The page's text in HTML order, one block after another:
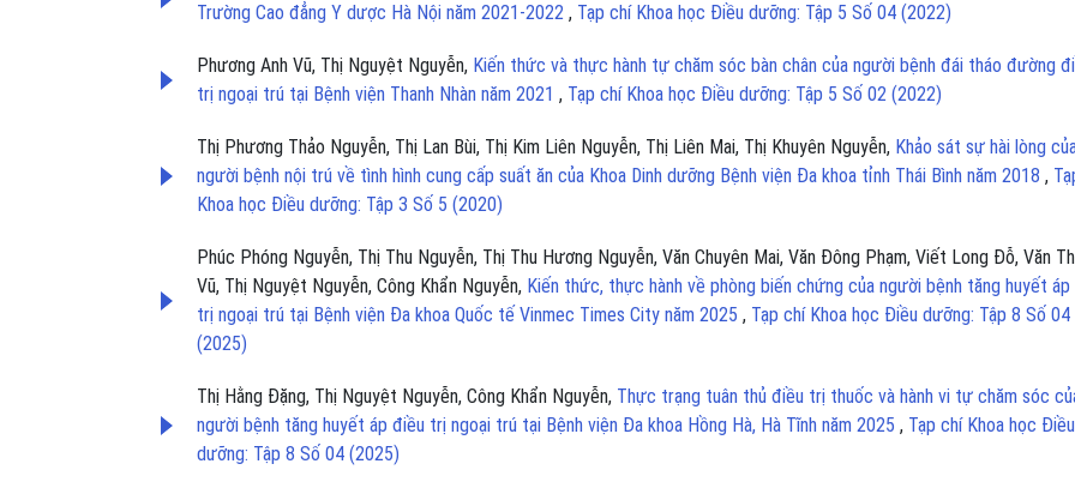
Trường Cao đẳng Y dược Hà Nội năm 2021-2022 , Tạp chí Khoa học Điều dưỡng: Tập 5 Số 04 (2022)
Phương Anh Vũ, Thị Nguyệt Nguyễn, Kiến thức và thực hành tự chăm sóc bàn chân của người bệnh đái tháo đường
trị ngoại trú tại Bệnh viện Thanh Nhàn năm 2021 , Tạp chí Khoa học Điều dưỡng: Tập 5 Số 02 (2022)
Thị Phương Thảo Nguyễn, Thị Lan Bùi, Thị Kim Liên Nguyễn, Thị Liên Mai, Thị Khuyên Nguyễn, Khảo sát sự hài lòng
người bệnh nội trú về tình hình cung cấp suất ăn của Khoa Dinh dưỡng Bệnh viện Đa khoa tỉnh Thái Bình năm 2018 ,
Khoa học Điều dưỡng: Tập 3 Số 5 (2020)
Phúc Phóng Nguyễn, Thị Thu Nguyễn, Thị Thu Hương Nguyễn, Văn Chuyên Mai, Văn Đông Phạm, Viết Long Đỗ, Văn
Vũ, Thị Nguyệt Nguyễn, Công Khẩn Nguyễn, Kiến thức, thực hành về phòng biến chứng của người bệnh tăng huyết
trị ngoại trú tại Bệnh viện Đa khoa Quốc tế Vinmec Times City năm 2025 , Tạp chí Khoa học Điều dưỡng: Tập 8 Số 04
(2025)
Thị Hằng Đặng, Thị Nguyệt Nguyễn, Công Khẩn Nguyễn, Thực trạng tuân thủ điều trị thuốc và hành vi tự chăm sóc
người bệnh tăng huyết áp điều trị ngoại trú tại Bệnh viện Đa khoa Hồng Hà, Hà Tĩnh năm 2025 , Tạp chí Khoa học Điều
dưỡng: Tập 8 Số 04 (2025)